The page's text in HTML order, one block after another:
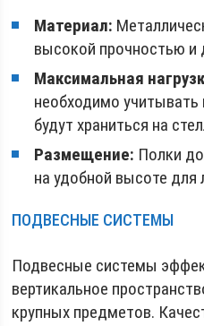
Материал:
высокой прочностью и
Максимальная
необходимо
будут храниться на
Размещение: Полки
на удобной высоте для
ПОДВЕСНЫЕ СИСТЕМЫ
Подвесные системы
вертикальное
крупных предметов.